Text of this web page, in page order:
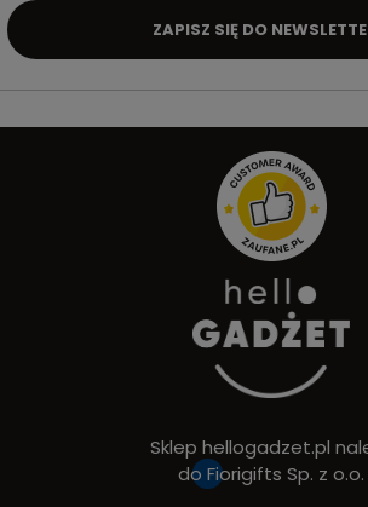
ZAPISZ SIĘ DO
Sklep hellogadzet.pl
do Fiorigifts Sp. z o.o.